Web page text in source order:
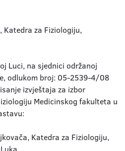
Katedra za Fiziologiju,
Luci, na sjednici održanoj
odlukom broj: 05-2539-4/08
izvještaja za izbor
Medicinskog fakulteta u
Katedra za Fiziologiju,